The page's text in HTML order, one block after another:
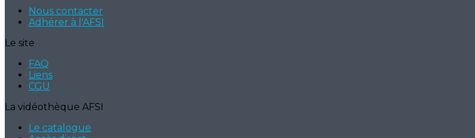
Nous contacter
Adhérer à l'AFSI
Le site
FAQ
Liens
CGU
La vidéothèque AFSI
Le catalogue